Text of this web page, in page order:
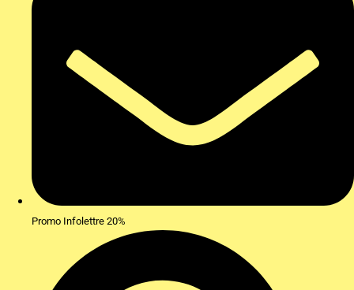
Promo Infolettre 20%